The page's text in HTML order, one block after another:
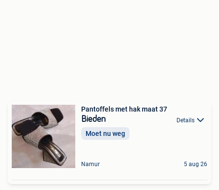
Pantoffels met hak maat 37
Bieden Details
Moet nu weg
Namur 5 aug 26